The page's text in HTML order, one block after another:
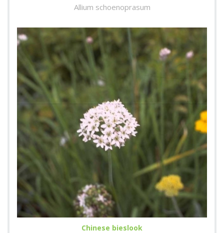
Allium schoenoprasum
Chinese bieslook